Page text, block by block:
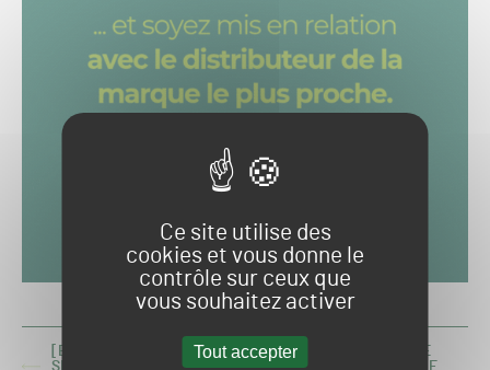
Ce site utilise des
cookies et vous donne le
contrôle sur ceux que
vous souhaitez activer
Tout accepter
[E-GREEN GOLF CONVENTION] PLATFORM.GARDEN : LE
SECTEUR DU GOLF EST LA POPULATION LA PLUS ACTIVE